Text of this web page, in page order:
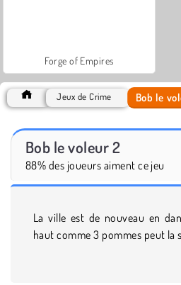
Forge of Empires
Jeux de Crime Bob le
Bob le voleur 2
88% des joueurs aiment ce jeu
La ville est de nouveau en
haut comme 3 pommes peut la